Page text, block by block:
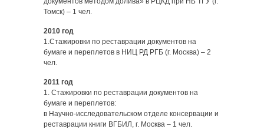
Томск) – 1 чел.
2010 год
1.Стажировки по реставрации документов на
бумаге и переплетов в НИЦ РД РГБ (г. Москва) – 2
чел.
2011 год
1. Стажировки по реставрации документов на
бумаге и переплетов:
в Научно-исследовательском отделе консервации и
реставрации книги ВГБИЛ, г. Москва – 1 чел.